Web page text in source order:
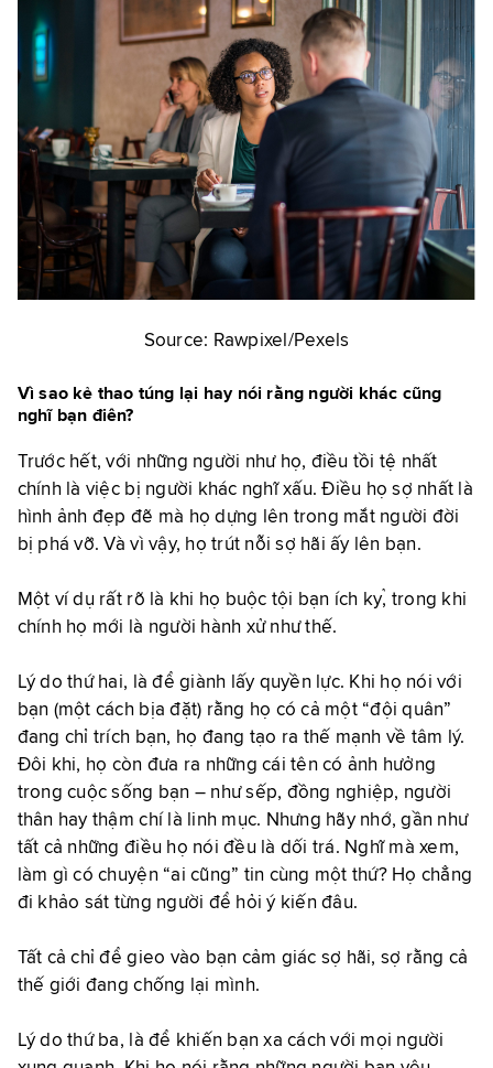
Source: Rawpixel/Pexels
Vì sao kẻ thao túng lại hay nói rằng người khác cũng
nghĩ bạn điên?
Trước hết, với những người như họ, điều tồi tệ nhất
chính là việc bị người khác nghĩ xấu. Điều họ sợ nhất là
hình ảnh đẹp đẽ mà họ dựng lên trong mắt người đời
bị phá vỡ. Và vì vậy, họ trút nỗi sợ hãi ấy lên bạn.
Một ví dụ rất rõ là khi họ buộc tội bạn ích kỷ, trong khi
chính họ mới là người hành xử như thế.
Lý do thứ hai, là để giành lấy quyền lực. Khi họ nói với
bạn (một cách bịa đặt) rằng họ có cả một “đội quân”
đang chỉ trích bạn, họ đang tạo ra thế mạnh về tâm lý.
Đôi khi, họ còn đưa ra những cái tên có ảnh hưởng
trong cuộc sống bạn – như sếp, đồng nghiệp, người
thân hay thậm chí là linh mục. Nhưng hãy nhớ, gần như
tất cả những điều họ nói đều là dối trá. Nghĩ mà xem,
làm gì có chuyện “ai cũng” tin cùng một thứ? Họ chẳng
đi khảo sát từng người để hỏi ý kiến đâu.
Tất cả chỉ để gieo vào bạn cảm giác sợ hãi, sợ rằng cả
thế giới đang chống lại mình.
Lý do thứ ba, là để khiến bạn xa cách với mọi người